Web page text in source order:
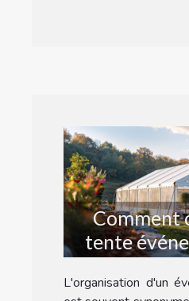
Comment
tente
idéale
L'organisation d'un